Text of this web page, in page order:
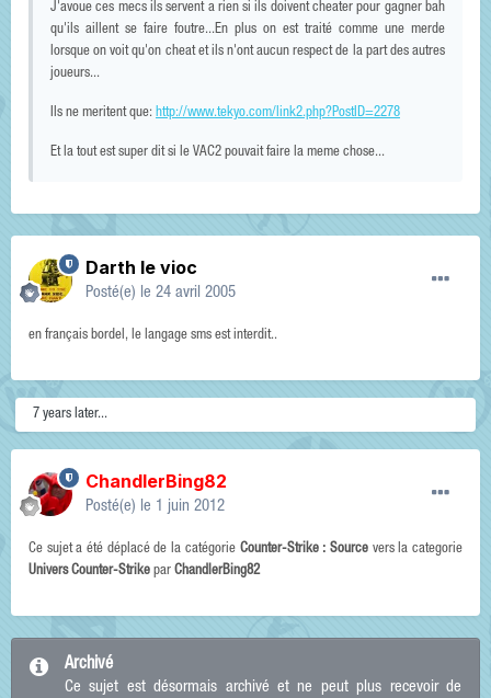
J'avoue ces mecs ils servent a rien si ils doivent cheater pour gagner bah
qu'ils aillent se faire foutre...En plus on est traité comme une merde
lorsque on voit qu'on cheat et ils n'ont aucun respect de la part des autres
joueurs...
Ils ne meritent que: http://www.tekyo.com/link2.php?PostID=2278
Et la tout est super dit si le VAC2 pouvait faire la meme chose...
Darth le vioc
Posté(e) le 24 avril 2005
en français bordel, le langage sms est interdit..
7 years later...
ChandlerBing82
Posté(e) le 1 juin 2012
Ce sujet a été déplacé de la catégorie Counter-Strike : Sourcevers la categorie
Univers Counter-Strike par ChandlerBing82
Archivé
Ce sujet est désormais archivé et ne peut plus recevoir de